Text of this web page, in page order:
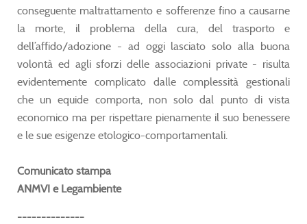
conseguente maltrattamento e sofferenze fino a causarne
la morte, il problema della cura, del trasporto e
dell’affido/adozione - ad oggi lasciato solo alla buona
volontà ed agli sforzi delle associazioni private - risulta
evidentemente complicato dalle complessità gestionali
che un equide comporta, non solo dal punto di vista
economico ma per rispettare pienamente il suo benessere
e le sue esigenze etologico-comportamentali.
Comunicato stampa
ANMVI e Legambiente
--------------